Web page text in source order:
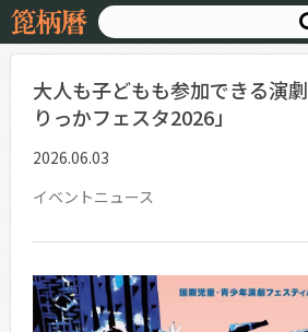
大人も子どもも参加できる演
りっかフェスタ2026」
2026.06.03
イベントニュース